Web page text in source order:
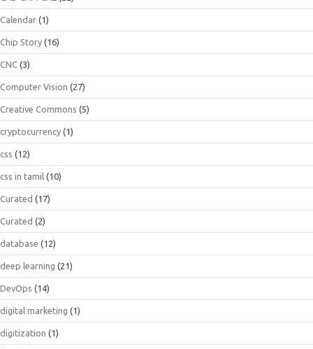
Calendar (1)
Chip Story (16)
CNC (3)
Computer Vision (27)
Creative Commons (5)
cryptocurrency (1)
css (12)
css in tamil (10)
Curated (17)
Curated (2)
database (12)
deep learning (21)
DevOps (14)
digital marketing (1)
digitization (1)